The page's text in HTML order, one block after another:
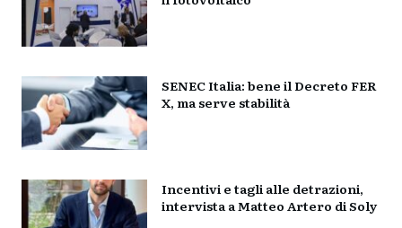
SENEC Italia: bene il Decreto FER
X, ma serve stabilità
Incentivi e tagli alle detrazioni,
intervista a Matteo Artero di Soly